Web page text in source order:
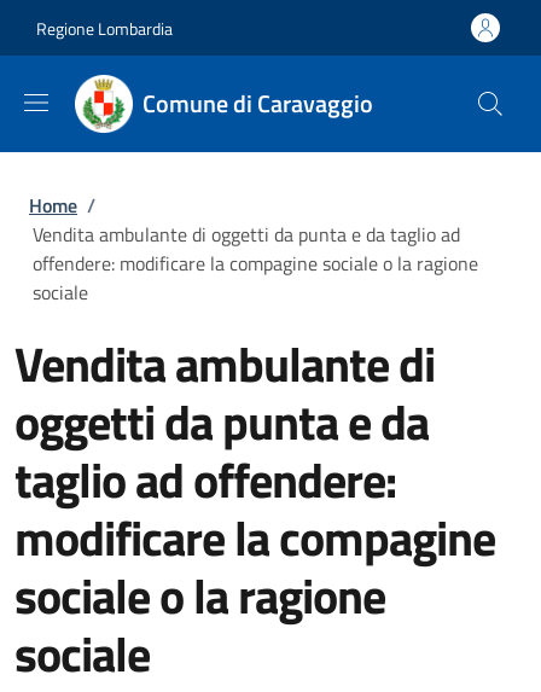
Regione Lombardia
Comune di Caravaggio
Briciole di pane
Home /
Vendita ambulante di oggetti da punta e da taglio ad
offendere: modificare la compagine sociale o la ragione
sociale
Vendita ambulante di
oggetti da punta e da
taglio ad offendere:
modificare la compagine
sociale o la ragione
sociale